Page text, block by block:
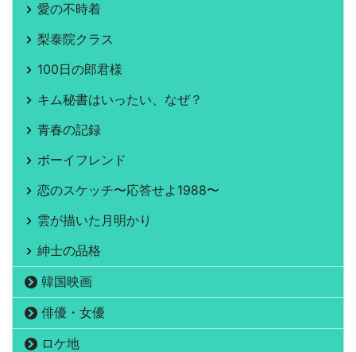
愛の不時着
梨泰院クラス
100日の郎君様
キム秘書はいったい、なぜ？
青春の記録
ボーイフレンド
恋のスケッチ〜応答せよ1988〜
雲が描いた月明かり
紳士の品格
韓国映画
俳優・女優
ロケ地